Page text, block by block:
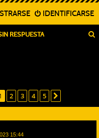
IDENTIFICARSE
RESPUESTA
2 3 4 5
15:44